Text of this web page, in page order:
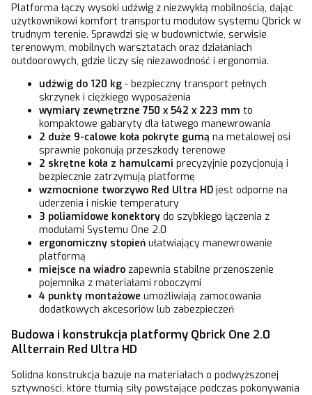
Platforma łączy wysoki udźwig z niezwykłą mobilnością, dając
użytkownikowi komfort transportu modułów systemu Qbrick w
trudnym terenie. Sprawdzi się w budownictwie, serwisie
terenowym, mobilnych warsztatach oraz działaniach
outdoorowych, gdzie liczy się niezawodność i ergonomia.
udźwig do 120 kg - bezpieczny transport pełnych
skrzynek i ciężkiego wyposażenia
wymiary zewnętrzne 750 x 542 x 223 mm to
kompaktowe gabaryty dla łatwego manewrowania
2 duże 9-calowe koła pokryte gumą na metalowej osi
sprawnie pokonują przeszkody terenowe
2 skrętne koła z hamulcami precyzyjnie pozycjonują i
bezpiecznie zatrzymują platformę
wzmocnione tworzywo Red Ultra HD jest odporne na
uderzenia i niskie temperatury
3 poliamidowe konektory do szybkiego łączenia z
modułami Systemu One 2.0
ergonomiczny stopień ułatwiający manewrowanie
platformą
miejsce na wiadro zapewnia stabilne przenoszenie
pojemnika z materiałami roboczymi
4 punkty montażowe umożliwiają zamocowania
dodatkowych akcesoriów lub zabezpieczeń
Budowa i konstrukcja platformy Qbrick One 2.0
Allterrain Red Ultra HD
Solidna konstrukcja bazuje na materiałach o podwyższonej
sztywności, które tłumią siły powstające podczas pokonywania